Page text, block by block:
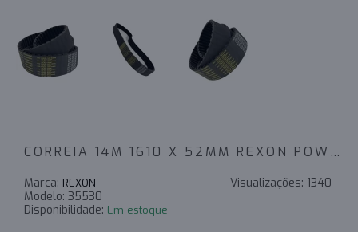
CORREIA 14M 1610 X 52MM REXON POWERSINC SCIR - INDUSTRIAL
Visualizações: 1340
Marca: REXON
Modelo: 35530
Disponibilidade: Em estoque